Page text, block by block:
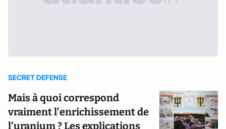
SECRET DEFENSE
Mais à quoi correspond
vraiment l’enrichissement de
l’uranium ? Les explications